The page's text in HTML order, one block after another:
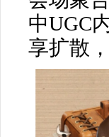
中UGC
享扩散